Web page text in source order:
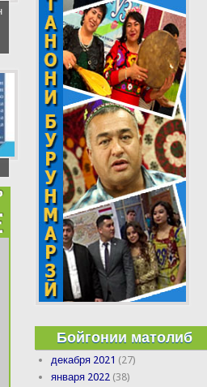
Бойгонии матолиб
декабря 2021 (27)
января 2022 (38)